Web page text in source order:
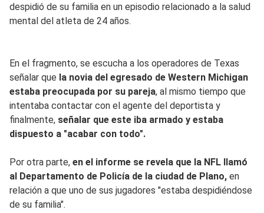
despidió de su familia en un episodio relacionado a la salud
mental del atleta de 24 años.
En el fragmento, se escucha a los operadores de Texas
señalar que la novia del egresado de Western Michigan
estaba preocupada por su pareja, al mismo tiempo que
intentaba contactar con el agente del deportista y
finalmente, señalar que este iba armado y estaba
dispuesto a "acabar con todo".
Por otra parte, en el informe se revela que la NFL llamó
al Departamento de Policía de la ciudad de Plano, en
relación a que uno de sus jugadores "estaba despidiéndose
de su familia".